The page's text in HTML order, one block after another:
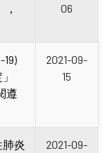
06
遵
2021-09-
15
肺炎
2021-09-